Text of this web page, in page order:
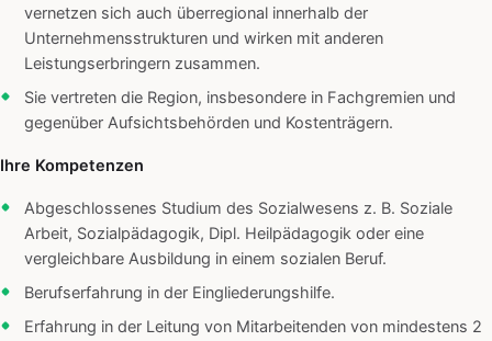
vernetzen sich auch überregional innerhalb der
Unternehmensstrukturen und wirken mit anderen
Leistungserbringern zusammen.
Sie vertreten die Region, insbesondere in Fachgremien und
gegenüber Aufsichtsbehörden und Kostenträgern.
Ihre Kompetenzen
Abgeschlossenes Studium des Sozialwesens z. B. Soziale
Arbeit, Sozialpädagogik, Dipl. Heilpädagogik oder eine
vergleichbare Ausbildung in einem sozialen Beruf.
Berufserfahrung in der Eingliederungshilfe.
Erfahrung in der Leitung von Mitarbeitenden von mindestens 2